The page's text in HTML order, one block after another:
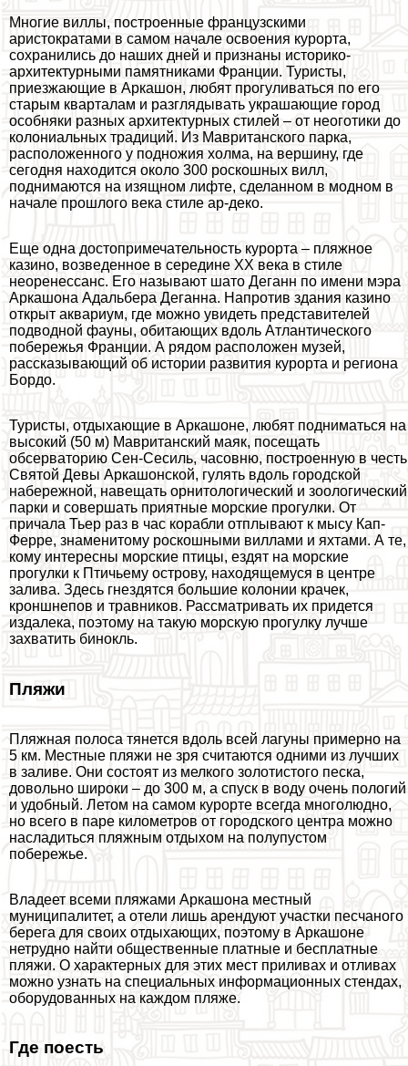
Многие виллы, построенные французскими
аристократами в самом начале освоения курорта,
сохранились до наших дней и признаны историко-
архитектурными памятниками Франции. Туристы,
приезжающие в Аркашон, любят прогуливаться по его
старым кварталам и разглядывать украшающие город
особняки разных архитектурных стилей – от неоготики до
колониальных традиций. Из Мавританского парка,
расположенного у подножия холма, на вершину, где
сегодня находится около 300 роскошных вилл,
поднимаются на изящном лифте, сделанном в модном в
начале прошлого века стиле ар-деко.
Еще одна достопримечательность курорта – пляжное
кaзинo, возведенное в середине XX века в стиле
неоренессанс. Его называют шато Деганн по имени мэра
Аркашона Адальбера Деганна. Напротив здания кaзинo
открыт аквариум, где можно увидеть представителей
подводной фауны, обитающих вдоль Атлантического
побережья Франции. А рядом расположен музей,
рассказывающий об истории развития курорта и региона
Бордо.
Туристы, отдыхающие в Аркашоне, любят подниматься на
высокий (50 м) Мавританский маяк, посещать
обсерваторию Сен-Сесиль, часовню, построенную в честь
Святой Девы Аркашонской, гулять вдоль городской
набережной, навещать орнитологический и зоологический
парки и совершать приятные морские прогулки. От
причала Тьер раз в час корабли отплывают к мысу Кап-
Ферре, знаменитому роскошными виллами и яхтами. А те,
кому интересны морские птицы, ездят на морские
прогулки к Птичьему острову, находящемуся в центре
залива. Здесь гнездятся большие колонии крачек,
кроншнепов и травников. Рассматривать их придется
издалека, поэтому на такую морскую прогулку лучше
захватить бинокль.
Пляжи
Пляжная полоса тянется вдоль всей лагуны примерно на
5 км. Местные пляжи не зря считаются одними из лучших
в заливе. Они состоят из мелкого золотистого песка,
довольно широки – до 300 м, а спуск в воду очень пологий
и удобный. Летом на самом курорте всегда многолюдно,
но всего в паре километров от городского центра можно
насладиться пляжным отдыхом на полупустом
побережье.
Владеет всеми пляжами Аркашона местный
муниципалитет, а отели лишь арендуют участки песчаного
берега для своих отдыхающих, поэтому в Аркашоне
нетрудно найти общественные платные и бесплатные
пляжи. О хаpaктерных для этих мест приливах и отливах
можно узнать на специальных информационных стендах,
оборудованных на каждом пляже.
Где поесть